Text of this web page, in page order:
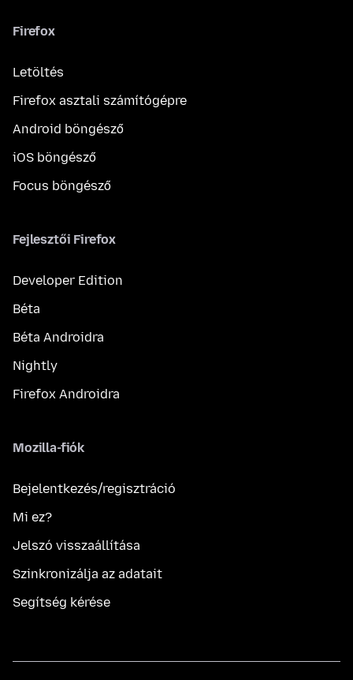
Firefox
Letöltés
Firefox asztali számítógépre
Android böngésző
iOS böngésző
Focus böngésző
Fejlesztői Firefox
Developer Edition
Béta
Béta Androidra
Nightly
Firefox Androidra
Mozilla-fiók
Bejelentkezés/regisztráció
Mi ez?
Jelszó visszaállítása
Szinkronizálja az adatait
Segítség kérése